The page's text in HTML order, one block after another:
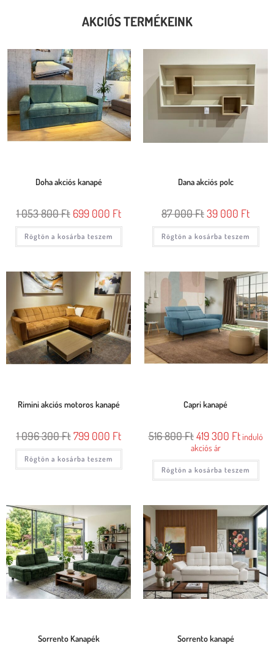
AKCIÓS TERMÉKEINK
Doha akciós kanapé
1 053 800Ft 699 000 Ft
Rögtön a kosárba teszem
Dana akciós polc
87 000Ft39 000 Ft
Rögtön a kosárba teszem
Rimini akciós motoros kanapé
1 096 300Ft 799 000 Ft
Rögtön a kosárba teszem
Capri kanapé
516 800Ft 419 300 Ftinduló
akciós ár
Rögtön a kosárba teszem
Sorrento Kanapék Sorrento kanapé